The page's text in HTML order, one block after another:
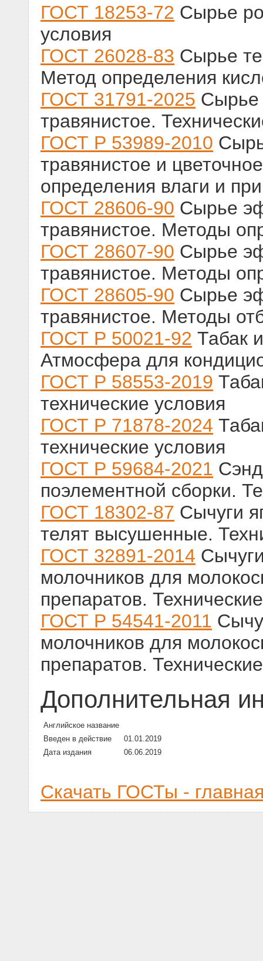
ГОСТ 18253-72 Сырье
условия
ГОСТ 26028-83 Сырье
Метод определения
ГОСТ 31791-2025 Сырье
травянистое.
ГОСТ Р 53989-2010
травянистое и
определения влаги и
ГОСТ 28606-90 Сырье
травянистое. Методы
ГОСТ 28607-90 Сырье
травянистое. Методы
ГОСТ 28605-90 Сырье
травянистое. Методы
ГОСТ Р 50021-92 Табак
Атмосфера для
ГОСТ Р 58553-2019
технические условия
ГОСТ Р 71878-2024
технические условия
ГОСТ Р 59684-2021
поэлементной сборки.
ГОСТ 18302-87 Сычуги
телят высушенные.
ГОСТ 32891-2014
молочников для
препаратов.
ГОСТ Р 54541-2011
молочников для
препаратов.
Дополнительная
Английское название
Введен в действие
01.01.2019
Дата издания
06.06.2019
Скачать ГОСТы -